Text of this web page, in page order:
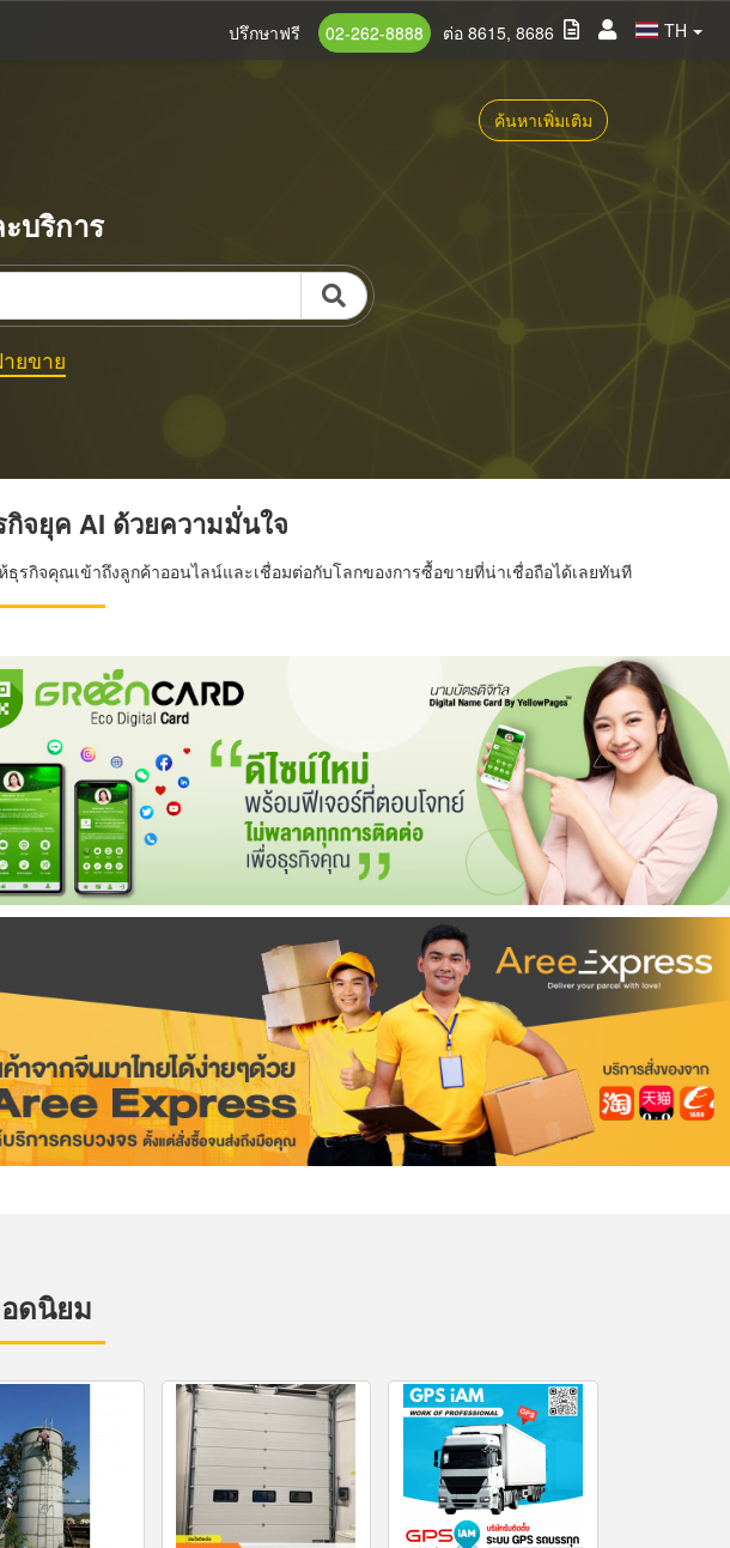
TH
ปรึกษาฟรี 02-262-8888 ต่อ 8615, 8686
ค้นหาเพิ่มเติม
บริการ
ยขาย
จยุค AI ด้วยความมั่นใจ
รกิจคุณเข้าถึงลูกค้าออนไลน์และเชื่อมต่อกับโลกของการซื้อขายที่น่าเชื่อถือได้เลยทันที
ดนิยม